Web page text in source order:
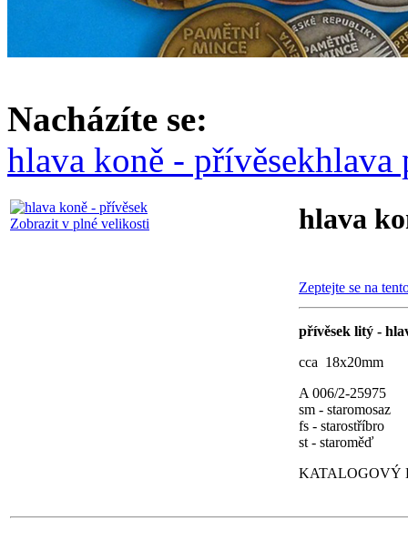
Nacházíte se:
hlava koně - přívěsekhlava
Zobrazit v plné velikosti hlava
Zeptejte se na
přívěsek litý -
cca 18x20mm
A 006/2-25975
sm - staromosaz
fs - starostříbro
st - staroměď
KATALOGOVÝ